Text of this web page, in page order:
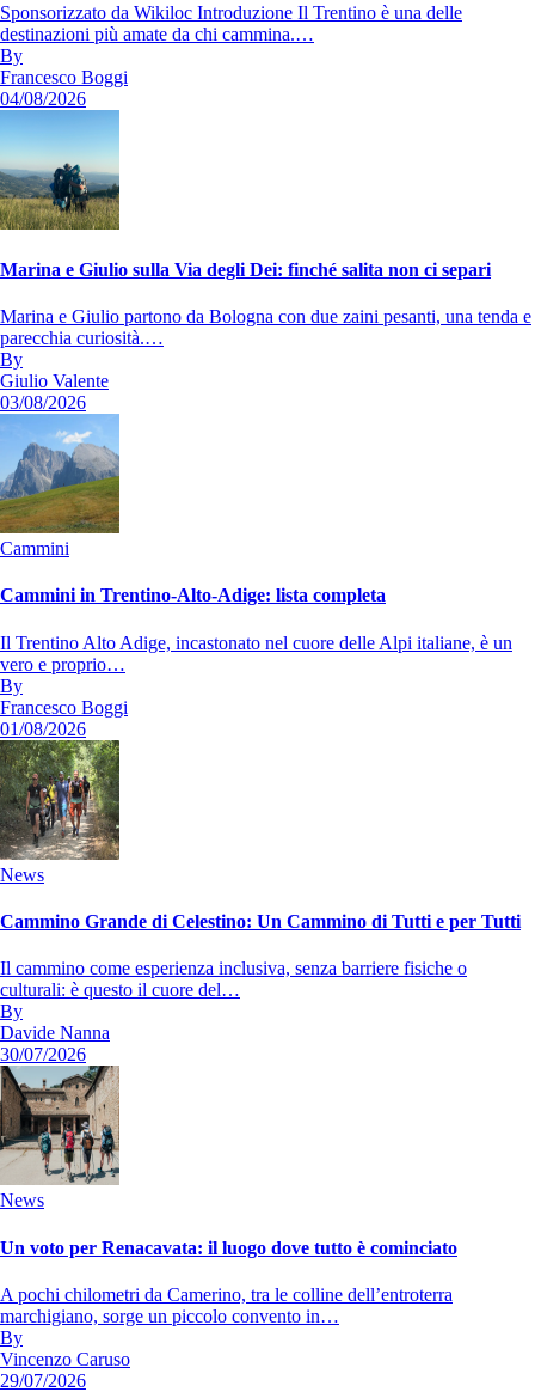
Sponsorizzato da Wikiloc Introduzione Il Trentino è una delle
destinazioni più amate da chi cammina.…
By
Francesco Boggi
04/08/2026
Marina e Giulio sulla Via degli Dei: finché salita non ci separi
Marina e Giulio partono da Bologna con due zaini pesanti, una tenda e
parecchia curiosità.…
By
Giulio Valente
03/08/2026
Cammini
Cammini in Trentino-Alto-Adige: lista completa
Il Trentino Alto Adige, incastonato nel cuore delle Alpi italiane, è un
vero e proprio…
By
Francesco Boggi
01/08/2026
News
Cammino Grande di Celestino: Un Cammino di Tutti e per Tutti
Il cammino come esperienza inclusiva, senza barriere fisiche o
culturali: è questo il cuore del…
By
Davide Nanna
30/07/2026
News
Un voto per Renacavata: il luogo dove tutto è cominciato
A pochi chilometri da Camerino, tra le colline dell’entroterra
marchigiano, sorge un piccolo convento in…
By
Vincenzo Caruso
29/07/2026